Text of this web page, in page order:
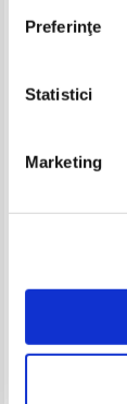
Preferinţe
Statistici
Marketing
Adaugă în